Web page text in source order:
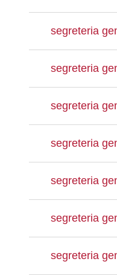
segreteria
segreteria
segreteria
segreteria
segreteria
segreteria
segreteria